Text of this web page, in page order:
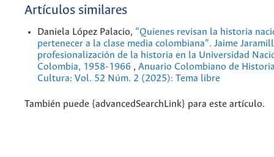
Artículos similares
Daniela López Palacio, “Quienes revisan la historia
pertenecer a la clase media colombiana”. Jaime
profesionalización de la historia en la Universidad
Colombia, 1958-1966 , Anuario Colombiano de
Cultura: Vol. 52 Núm. 2 (2025): Tema libre
También puede {advancedSearchLink} para este artículo.